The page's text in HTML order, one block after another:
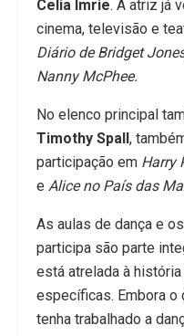
Celia Imrie. A atriz já
cinema, televisão e
Diário de Bridget
Nanny McPhee.
No elenco principal
Timothy Spall,
participação em Harry
e Alice no País das
As aulas de dança e
participa são parte
está atrelada à
específicas. Embora o
tenha trabalhado a